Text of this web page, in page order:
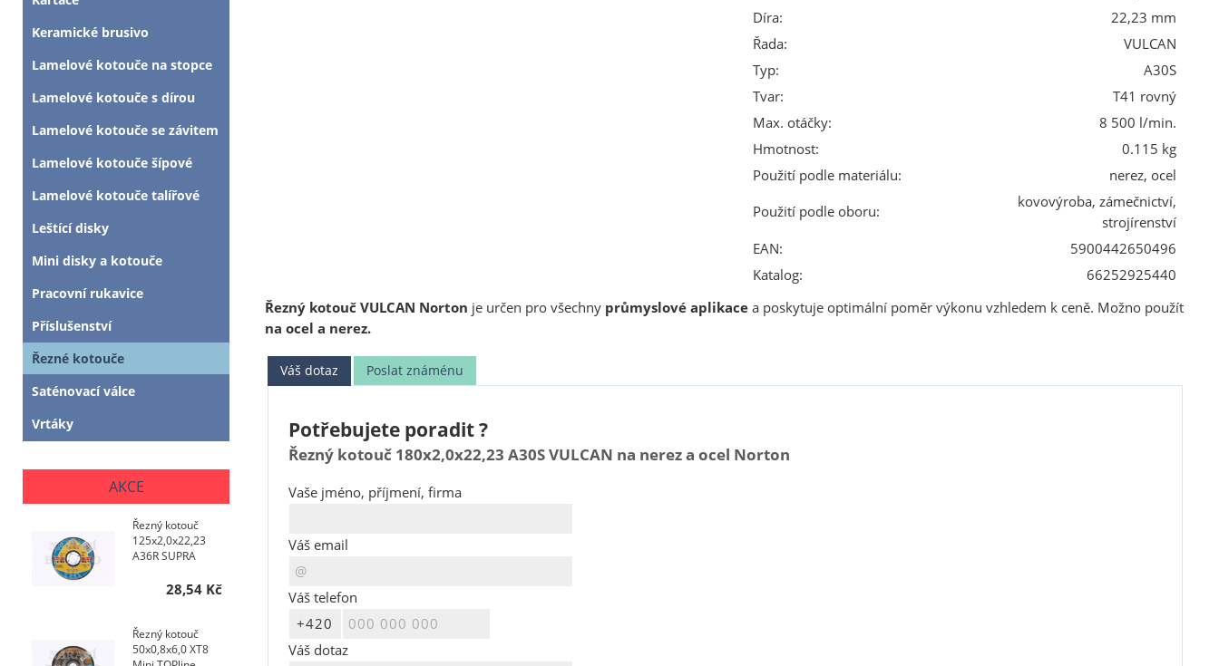
Díra:
22,23 mm
Řada:
VULCAN
Typ:
A30S
Tvar:
T41 rovný
Max. otáčky:
8 500 l/min.
Hmotnost:
0.115 kg
Použití podle materiálu:
nerez, ocel
Použití podle oboru:
kovovýroba, zámečnictví,
strojírenství
EAN:
5900442650496
Katalog:
66252925440
Řezný kotouč VULCAN Norton je určen pro všechny průmyslové aplikacea poskytuje optimální poměr výkonu vzhledem k ceně. Možno použít
na ocel a nerez.
Váš dotaz Poslat známénu
Potřebujete poradit ?
Řezný kotouč 180x2,0x22,23 A30S VULCAN na nerez a ocel Norton
Vaše jméno, příjmení, firma
Váš email
Váš telefon
Váš dotaz
Keramické brusivo
Lamelové kotouče na stopce
Lamelové kotouče s dírou
Lamelové kotouče se závitem
Lamelové kotouče šípové
Lamelové kotouče talířové
Leštící disky
Mini disky a kotouče
Pracovní rukavice
Příslušenství
Řezné kotouče
Saténovací válce
Vrtáky
AKCE
Řezný kotouč
125x2,0x22,23
A36R SUPRA
28,54 Kč
Řezný kotouč
50x0,8x6,0 XT8